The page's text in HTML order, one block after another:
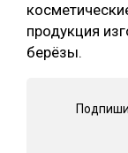
продукция
берёзы.